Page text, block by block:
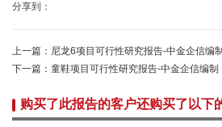
分享到：
上一篇： 尼龙6项目可行性研究报告-中金企信编
下一篇： 童鞋项目可行性研究报告-中金企信编制
购买了此报告的客户还购买了以下